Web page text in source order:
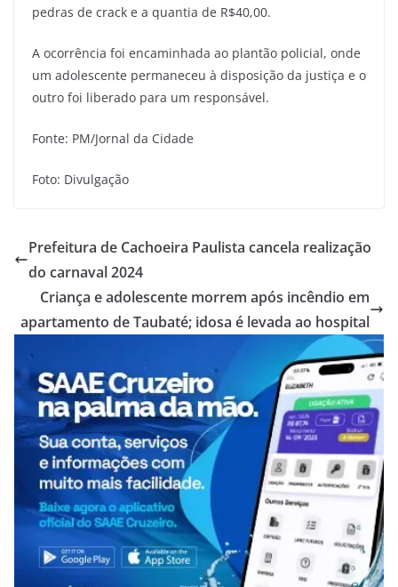
pedras de crack e a quantia de R$40,00.
A ocorrência foi encaminhada ao plantão policial, onde
um adolescente permaneceu à disposição da justiça e o
outro foi liberado para um responsável.
Fonte: PM/Jornal da Cidade
Foto: Divulgação
Prefeitura de Cachoeira Paulista cancela realização
do carnaval 2024
Criança e adolescente morrem após incêndio em
apartamento de Taubaté; idosa é levada ao hospital